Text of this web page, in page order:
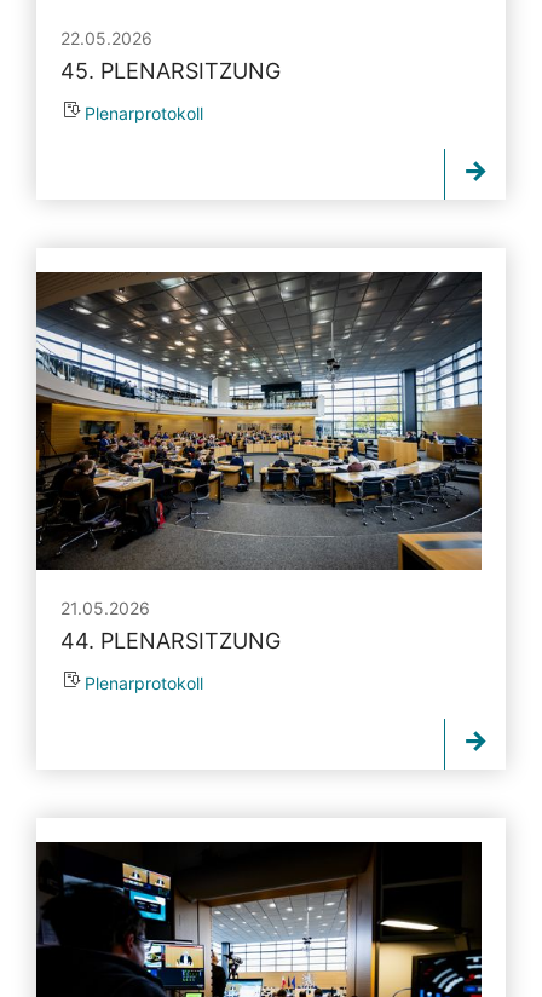
22.05.2026
45. PLENARSITZUNG
Plenarprotokoll
21.05.2026
44. PLENARSITZUNG
Plenarprotokoll